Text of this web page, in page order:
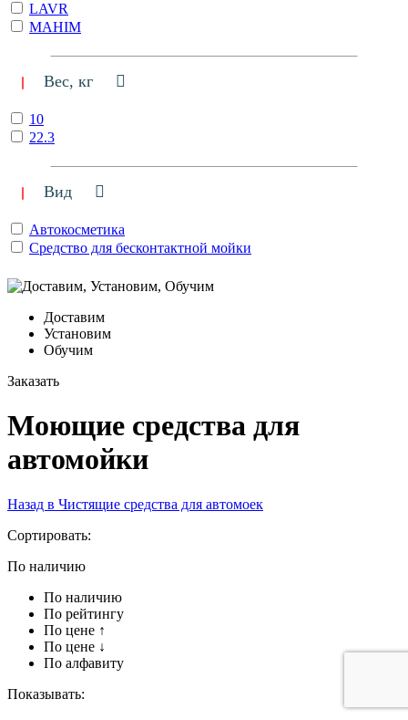
LAVR
MAHIM
Вес, кг
10
22.3
Вид
Автокосметика
Средство для бесконтактной мойки
Доставим
Установим
Обучим
Заказать
Моющие средства для
автомойки
Назад в Чистящие средства для автомоек
Сортировать:
По наличию
По наличию
По рейтингу
По цене ↑
По цене ↓
По алфавиту
Показывать: